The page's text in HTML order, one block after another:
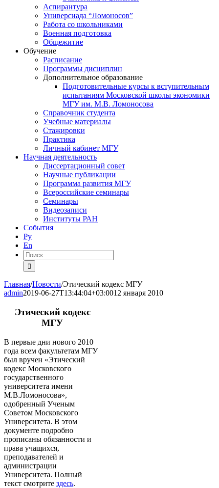
Аспирантура
Универсиада “Ломоносов”
Работа со школьниками
Военная подготовка
Общежитие
Обучение
Расписание
Программы дисциплин
Дополнительное образование
Подготовительные курсы к вступительным
испытаниям Московской школы экономики
МГУ им. М.В. Ломоносова
Справочник студента
Учебные материалы
Стажировки
Практика
Личный кабинет МГУ
Научная деятельность
Диссертационный совет
Научные публикации
Программа развития МГУ
Всероссийские семинары
Семинары
Видеозаписи
Институты РАН
События
Ру
En
Результат
поиска:
Главная/Новости/Этический кодекс МГУ
admin2019-06-27T13:44:04+03:0012 января 2010|
Этический кодекс
МГУ
В первые дни нового 2010
года всем факультетам МГУ
был вручен «Этический
кодекс Московского
государственного
университета имени
М.В.Ломоносова»,
одобренный Ученым
Советом Московского
Университета. В этом
документе подробно
прописаны обязанности и
права учащихся,
преподавателей и
администрации
Университета. Полный
текст смотрите здесь.